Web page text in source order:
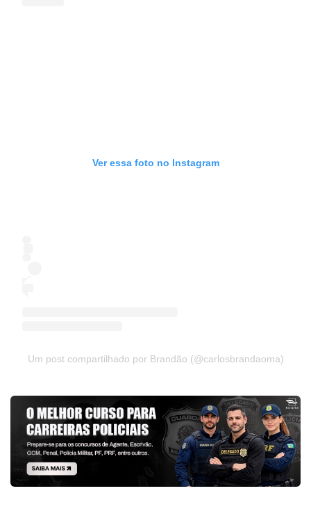
Ver essa foto no Instagram
Um post compartilhado por Brandão (@carlosbrandaoma)